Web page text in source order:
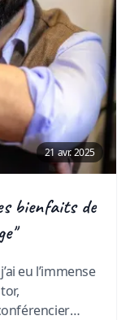
21 avr. 2025
bienfaits de
eu l’immense